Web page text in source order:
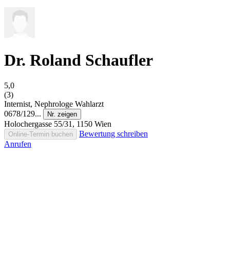
Dr. Roland Schaufler
5,0
(3)
Internist, Nephrologe Wahlarzt
0678/129...
Nr. zeigen
Holochergasse 55/31, 1150 Wien
Online-Termin buchen
Bewertung schreiben
Anrufen